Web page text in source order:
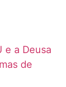
e a Deusa
de